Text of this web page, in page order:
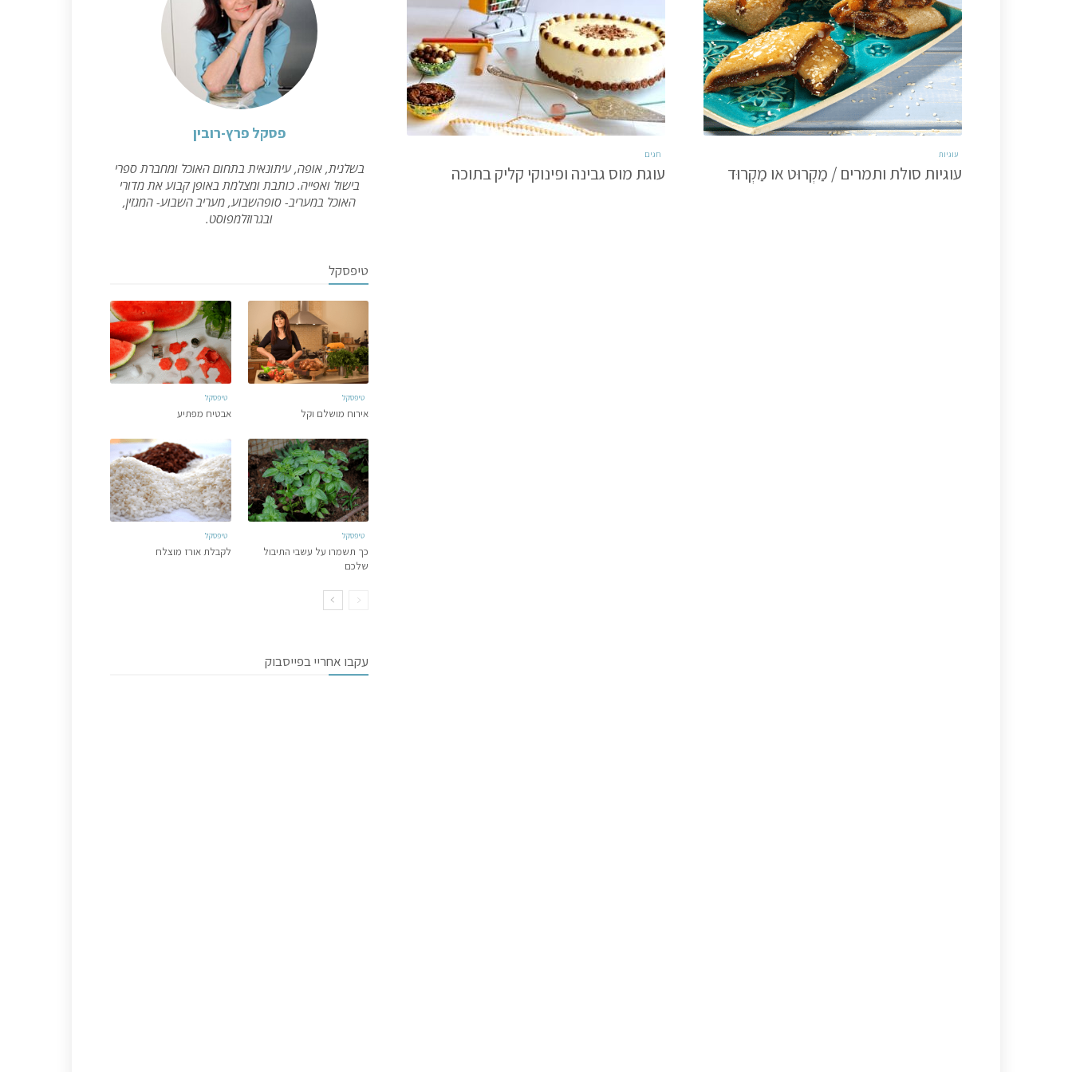
עוגיות
עוגיות סולת ותמרים / מַקְרוּט או מַקְרוּד
חגים
עוגת מוס גבינה ופינוקי קליק בתוכה
פסקל פרץ-רובין
בשלנית, אופה, עיתונאית בתחום האוכל ומחברת ספרי
בישול ואפייה. כותבת ומצלמת באופן קבוע את מדורי
האוכל במעריב- סופהשבוע, מעריב השבוע- המגזין,
ובגרוזלמפוסט.
טיפסקל
טיפסקל
אירוח מושלם וקל
טיפסקל
אבטיח מפתיע
טיפסקל
כך תשמרו על עשבי התיבול
שלכם
טיפסקל
לקבלת אורז מוצלח
עקבו אחריי בפייסבוק